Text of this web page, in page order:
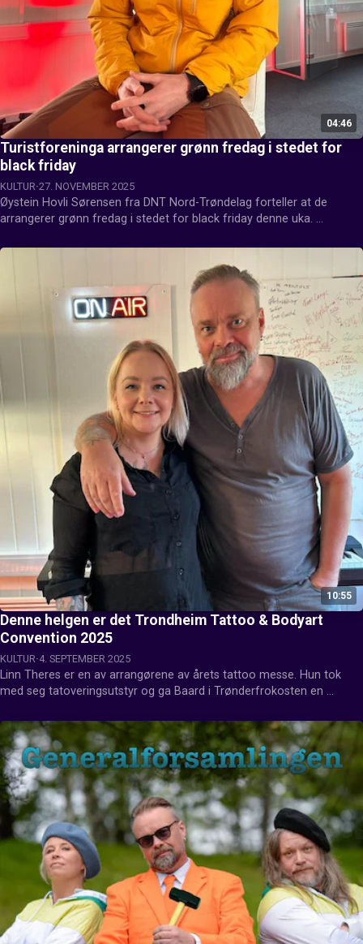
04:46
Turistforeninga arrangerer grønn fredag i stedet for
black friday
KULTUR 27. NOVEMBER 2025
Øystein Hovli Sørensen fra DNT Nord-Trøndelag forteller at de
arrangerer grønn fredag i stedet for black friday denne uka.
andre år på rad. Hør mer om hva dette er i inervjuet fra Nea Radios
10:55
Denne helgen er det Trondheim Tattoo & Bodyart
Convention 2025
KULTUR 4. SEPTEMBER 2025
Linn Theres er en av arrangørene av årets tattoo messe. Hun tok
med seg tatoveringsutstyr og ga Baard i Trønderfrokosten en
Trondheim Tattoo & Bodyart Convention? Det får du vite her: